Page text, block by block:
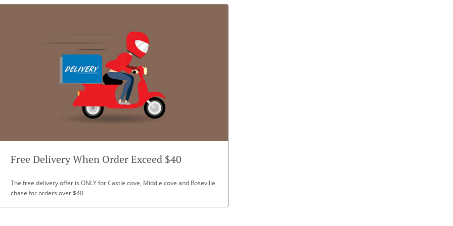
Free Delivery When Order Exceed $40
The free delivery offer is ONLY for Castle cove, Middle cove and Roseville
chase for orders over $40